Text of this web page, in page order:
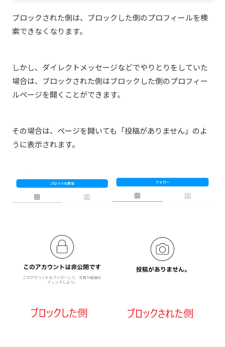
ブロックされた側は、ブロックした側のプロフィールを検
索できなくなります。
しかし、ダイレクトメッセージなどでやりとりをしていた
場合は、 ブロックされた側はブロックした側のプロフィー
ルページを開くことができます。
その場合は、ページを開いても「投稿がありません」のよ
うに表示されます。